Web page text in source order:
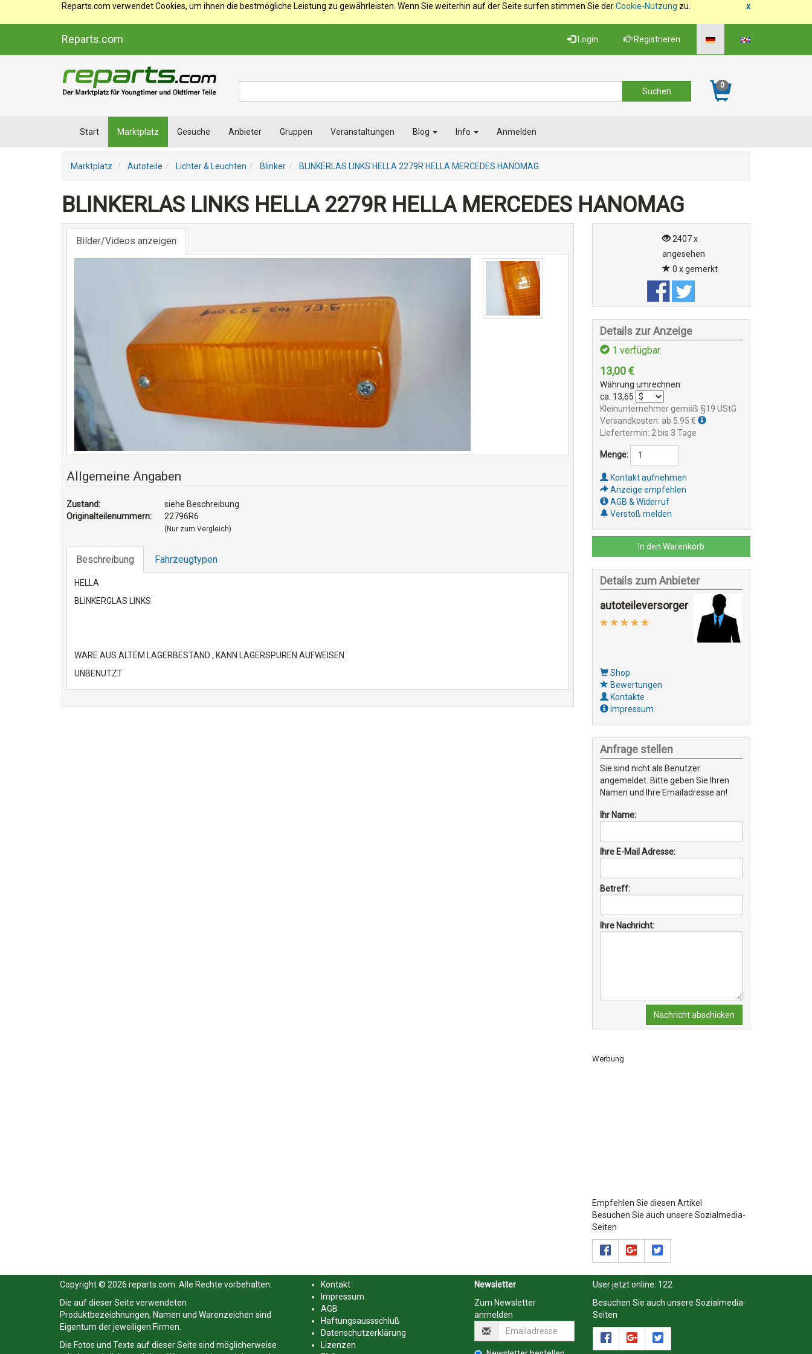
x
Reparts.com verwendet Cookies, um ihnen die bestmögliche Leistung zu gewährleisten. Wenn Sie weiterhin auf der Seite surfen stimmen Sie derCookie-Nutzung zu.
Reparts.com Login Registrieren
0
Start Marktplatz Gesuche Anbieter Gruppen Veranstaltungen Blog Info Anmelden
Marktplatz Autoteile Lichter & Leuchten Blinker BLINKERLAS LINKS HELLA 2279R HELLA MERCEDES HANOMAG
BLINKERLAS LINKS HELLA 2279R HELLA MERCEDES HANOMAG
Bilder/Videos anzeigen
Allgemeine Angaben
Zustand:
siehe Beschreibung
Originalteilenummern:
22796R6
(Nur zum Vergleich)
Beschreibung Fahrzeugtypen
HELLA
BLINKERGLAS LINKS
WARE AUS ALTEM LAGERBESTAND , KANN LAGERSPUREN AUFWEISEN
UNBENUTZT
2407 x
angesehen
0 x gemerkt
Details zur Anzeige
1 verfügbar.
13,00 €
Währung umrechnen:
ca. 13,65
Kleinunternehmer gemäß §19 UStG
Versandkosten: ab 5.95 €
Liefertermin: 2 bis 3 Tage
Menge:
Kontakt aufnehmen
Anzeige empfehlen
AGB & Widerruf
Verstoß melden
In den Warenkorb
Details zum Anbieter
autoteileversorger
Shop
Bewertungen
Kontakte
Impressum
Anfrage stellen
Sie sind nicht als Benutzer
angemeldet. Bitte geben Sie Ihren
Namen und Ihre Emailadresse an!
Ihr Name:
Ihre E-Mail Adresse:
Betreff:
Ihre Nachricht:
Nachricht abschicken
Werbung
Empfehlen Sie diesen Artikel
Besuchen Sie auch unsere Sozialmedia-
Seiten
Copyright © 2026 reparts.com. Alle Rechte vorbehalten.
Die auf dieser Seite verwendeten
Produktbezeichnungen, Namen und Warenzeichen sind
Eigentum der jeweiligen Firmen.
Die Fotos und Texte auf dieser Seite sind möglicherweise
Kontakt
Impressum
AGB
Haftungsaussschluß
Datenschutzerklärung
Lizenzen
Newsletter
Zum Newsletter
anmelden
User jetzt online: 122
Besuchen Sie auch unsere Sozialmedia-
Seiten